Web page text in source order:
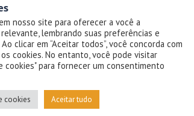
Projetos
nosso site para oferecer a você a
lembrando suas preferências e
clicar em “Aceitar todos”, você concorda com
cookies. No entanto, você pode visitar
cookies" para fornecer um consentimento
cookies Aceitar tudo